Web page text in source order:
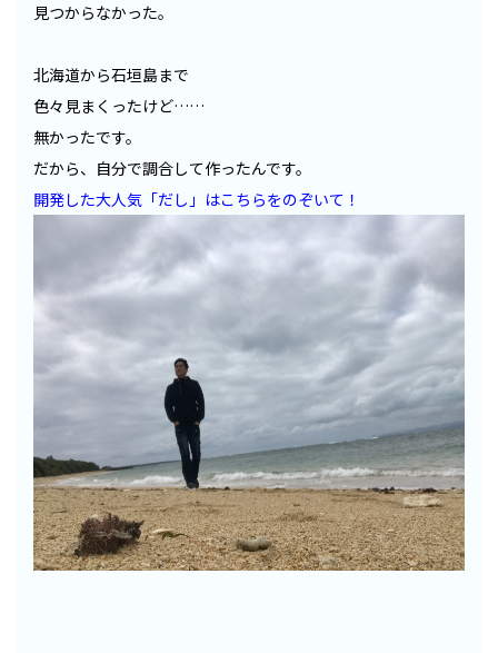
見つからなかった。
北海道から石垣島まで
色々見まくったけど……
無かったです。
だから、自分で調合して作ったんです。
開発した大人気「だし」はこちらをのぞいて！